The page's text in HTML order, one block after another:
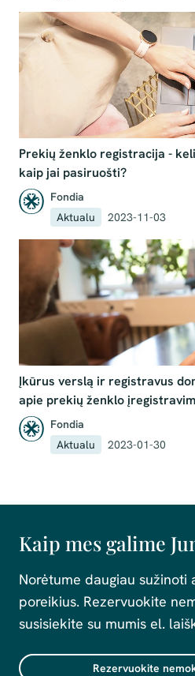
Prekių ženklo registracija -
kaip jai pasiruošti?
Fondia
Aktualu
2023-11-03
Įkūrus verslą ir registravus
apie prekių ženklo
Fondia
Aktualu
2023-01-30
Kaip mes galime
Norėtume daugiau sužinoti
poreikius. Rezervuokite
susisiekite su mumis el.
Rezervuokite